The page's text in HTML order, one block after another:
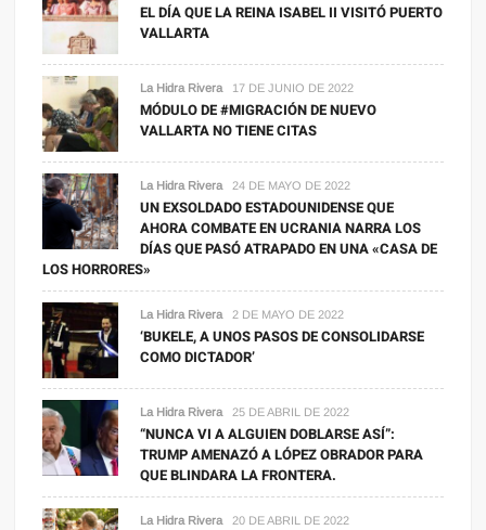
EL DÍA QUE LA REINA ISABEL II VISITÓ PUERTO
VALLARTA
La Hidra Rivera 17 DE JUNIO DE 2022
MÓDULO DE #MIGRACIÓN DE NUEVO
VALLARTA NO TIENE CITAS
La Hidra Rivera 24 DE MAYO DE 2022
UN EXSOLDADO ESTADOUNIDENSE QUE
AHORA COMBATE EN UCRANIA NARRA LOS
DÍAS QUE PASÓ ATRAPADO EN UNA «CASA DE
LOS HORRORES»
La Hidra Rivera 2 DE MAYO DE 2022
‘BUKELE, A UNOS PASOS DE CONSOLIDARSE
COMO DICTADOR’
La Hidra Rivera 25 DE ABRIL DE 2022
“NUNCA VI A ALGUIEN DOBLARSE ASÍ”:
TRUMP AMENAZÓ A LÓPEZ OBRADOR PARA
QUE BLINDARA LA FRONTERA.
La Hidra Rivera 20 DE ABRIL DE 2022